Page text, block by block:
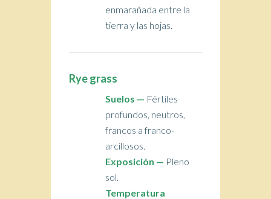
enmarañada entre la
tierra y las hojas.
Rye grass
Suelos — Fértiles
profundos, neutros,
francos a franco-
arcillosos.
Exposición — Pleno
sol.
Temperatura